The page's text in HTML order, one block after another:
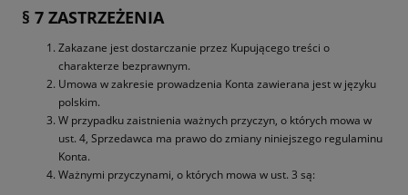
§ 7 ZASTRZEŻENIA
Zakazane jest dostarczanie przez Kupującego treści o
charakterze bezprawnym.
Umowa w zakresie prowadzenia Konta zawierana jest w języku
polskim.
W przypadku zaistnienia ważnych przyczyn, o których mowa w
ust. 4, Sprzedawca ma prawo do zmiany niniejszego regulaminu
Konta.
Ważnymi przyczynami, o których mowa w ust. 3 są: